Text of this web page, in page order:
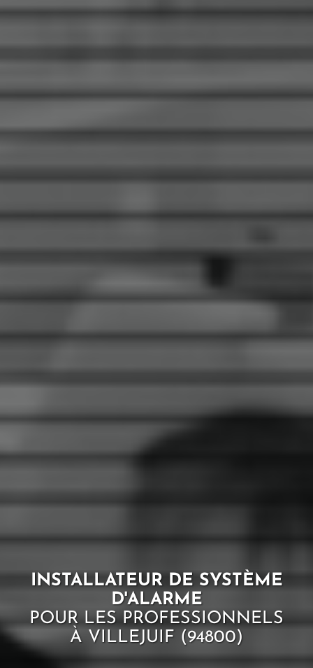
INSTALLATEUR DE SYSTÈME
D'ALARME
POUR LES PROFESSIONNELS
À VILLEJUIF (94800)